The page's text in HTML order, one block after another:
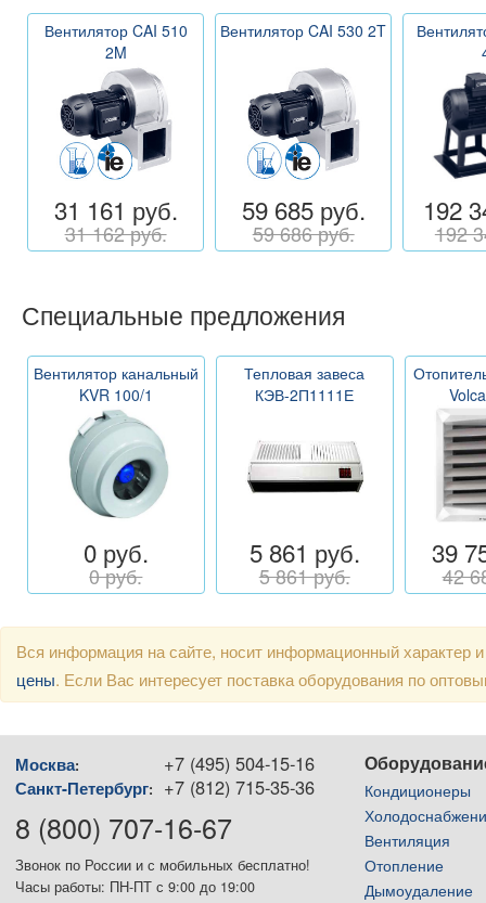
Вентилятор CAI 510
2M
31 161 руб.
31 162 руб.
Вентилятор CAI 530 2T
59 685 руб.
59 686 руб.
192
192
Специальные предложения
Вентилятор канальный
KVR 100/1
0 руб.
0 руб.
Тепловая завеса
КЭВ-2П1111Е
5 861 руб.
5 861 руб.
39
42
Вся информация на сайте, носит информационный
цены. Если Вас интересует поставка оборудования по
Москва: +7 (495) 504-15-16
Санкт-Петербург: +7 (812) 715-35-36
8 (800) 707-16-67
Звонок по России и с мобильных бесплатно!
Часы работы: ПН-ПТ с 9:00 до 19:00
Кондиционеры
Вентиляция
Отопление
Дымоудаление